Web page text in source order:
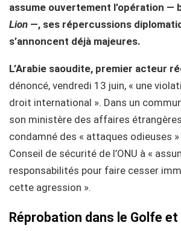
assume ouvertement l’opération —
Lion —, ses répercussions
s’annoncent déjà majeures.
L’Arabie saoudite, premier acteur
dénoncé, vendredi 13 juin, « une
droit international ». Dans un
son ministère des affaires
condamné des « attaques odieuses
Conseil de sécurité de l’ONU à «
responsabilités pour faire cesser
cette agression ».
Réprobation dans le Golfe